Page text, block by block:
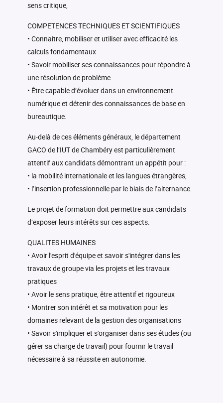
sens critique,
COMPETENCES TECHNIQUES ET SCIENTIFIQUES
• Connaitre, mobiliser et utiliser avec efficacité les
calculs fondamentaux
• Savoir mobiliser ses connaissances pour répondre à
une résolution de problème
• Être capable d’évoluer dans un environnement
numérique et détenir des connaissances de base en
bureautique.
Au-delà de ces éléments généraux, le département
GACO de l’IUT de Chambéry est particulièrement
attentif aux candidats démontrant un appétit pour :
• la mobilité internationale et les langues étrangères,
• l’insertion professionnelle par le biais de l’alternance.
Le projet de formation doit permettre aux candidats
d’exposer leurs intérêts sur ces aspects.
QUALITES HUMAINES
• Avoir l'esprit d'équipe et savoir s'intégrer dans les
travaux de groupe via les projets et les travaux
pratiques
• Avoir le sens pratique, être attentif et rigoureux
• Montrer son intérêt et sa motivation pour les
domaines relevant de la gestion des organisations
• Savoir s'impliquer et s'organiser dans ses études (ou
gérer sa charge de travail) pour fournir le travail
nécessaire à sa réussite en autonomie.